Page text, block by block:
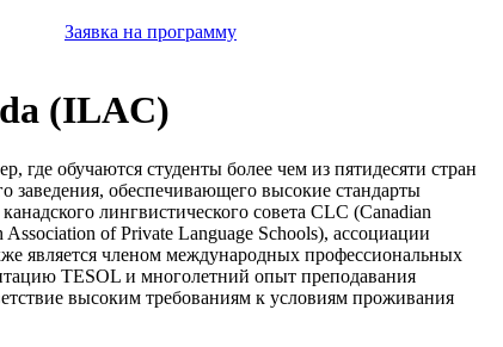
Заявка на программу
(ILAC)
обучаются студенты более чем из пятидесяти стран
заведения, обеспечивающего высокие стандарты
лингвистического совета CLC (Canadian
of Private Language Schools), ассоциации
является членом международных профессиональных
TESOL и многолетний опыт преподавания
высоким требованиям к условиям проживания